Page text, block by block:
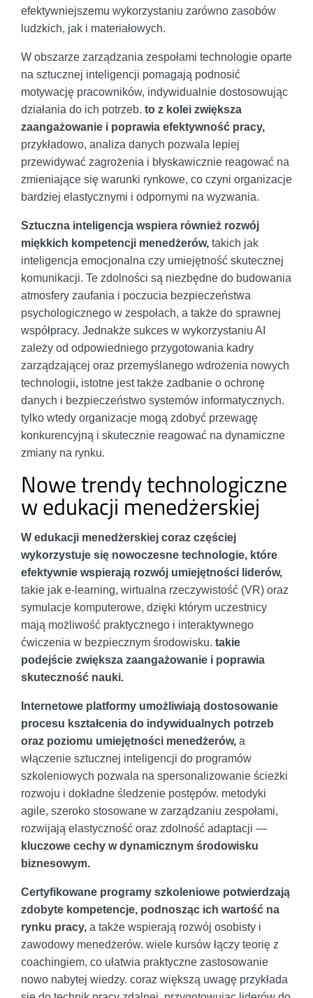
efektywniejszemu wykorzystaniu zarówno zasobów
ludzkich, jak i materiałowych.
W obszarze zarządzania zespołami technologie oparte
na sztucznej inteligencji pomagają podnosić
motywację pracowników, indywidualnie dostosowując
działania do ich potrzeb. to z kolei zwiększa
zaangażowanie i poprawia efektywność pracy,
przykładowo, analiza danych pozwala lepiej
przewidywać zagrożenia i błyskawicznie reagować na
zmieniające się warunki rynkowe, co czyni organizacje
bardziej elastycznymi i odpornymi na wyzwania.
Sztuczna inteligencja wspiera również rozwój
miękkich kompetencji menedżerów, takich jak
inteligencja emocjonalna czy umiejętność skutecznej
komunikacji. Te zdolności są niezbędne do budowania
atmosfery zaufania i poczucia bezpieczeństwa
psychologicznego w zespołach, a także do sprawnej
współpracy. Jednakże sukces w wykorzystaniu AI
zależy od odpowiedniego przygotowania kadry
zarządzającej oraz przemyślanego wdrożenia nowych
technologii, istotne jest także zadbanie o ochronę
danych i bezpieczeństwo systemów informatycznych.
tylko wtedy organizacje mogą zdobyć przewagę
konkurencyjną i skutecznie reagować na dynamiczne
zmiany na rynku.
Nowe trendy technologiczne
w edukacji menedżerskiej
W edukacji menedżerskiej coraz częściej
wykorzystuje się nowoczesne technologie, które
efektywnie wspierają rozwój umiejętności liderów,
takie jak e-learning, wirtualna rzeczywistość (VR) oraz
symulacje komputerowe, dzięki którym uczestnicy
mają możliwość praktycznego i interaktywnego
ćwiczenia w bezpiecznym środowisku. takie
podejście zwiększa zaangażowanie i poprawia
skuteczność nauki.
Internetowe platformy umożliwiają dostosowanie
procesu kształcenia do indywidualnych potrzeb
oraz poziomu umiejętności menedżerów, a
włączenie sztucznej inteligencji do programów
szkoleniowych pozwala na spersonalizowanie ścieżki
rozwoju i dokładne śledzenie postępów. metodyki
agile, szeroko stosowane w zarządzaniu zespołami,
rozwijają elastyczność oraz zdolność adaptacji —
kluczowe cechy w dynamicznym środowisku
biznesowym.
Certyfikowane programy szkoleniowe potwierdzają
zdobyte kompetencje, podnosząc ich wartość na
rynku pracy, a także wspierają rozwój osobisty i
zawodowy menedżerów. wiele kursów łączy teorię z
coachingiem, co ułatwia praktyczne zastosowanie
nowo nabytej wiedzy. coraz większą uwagę przykłada